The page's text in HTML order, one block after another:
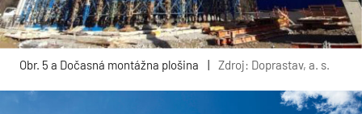
Obr. 5 a Dočasná montážna plošina | Zdroj: Doprastav, a. s.